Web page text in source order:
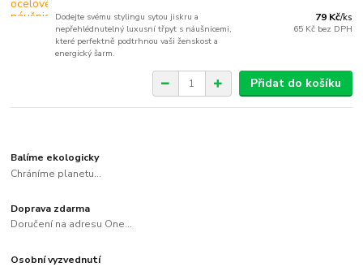
Dodejte svému stylingu sytou jiskru a
nepřehlédnutelný luxusní třpyt s náušnicemi,
které perfektně podtrhnou vaši ženskost a
energický šarm.
79 Kč/ks
65 Kč bez DPH
Přidat do košíku
Balíme ekologicky
Chráníme planetu...
Doprava zdarma
Doručení na adresu One...
Osobní vyzvednutí